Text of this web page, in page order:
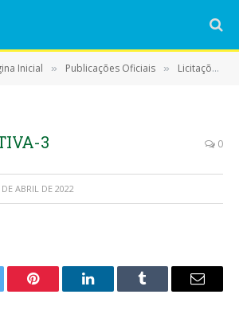
Inicial » Publicações Oficiais » Licitações
3 0
ABRIL DE 2022
Pinterest LinkedInTumblr
E-